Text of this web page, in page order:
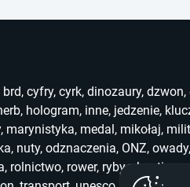
brd, cyfry, cyrk, dinozaury, dzwon,
, hologram, inne, jedzenie,
, marynistyka, medal, mikołaj,
, nuty, odznaczenia, ONZ, owady,
, rolnictwo, rower, ryby,skauting